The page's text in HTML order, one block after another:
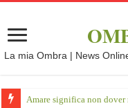
La mia Ombra | News
Amare significa non